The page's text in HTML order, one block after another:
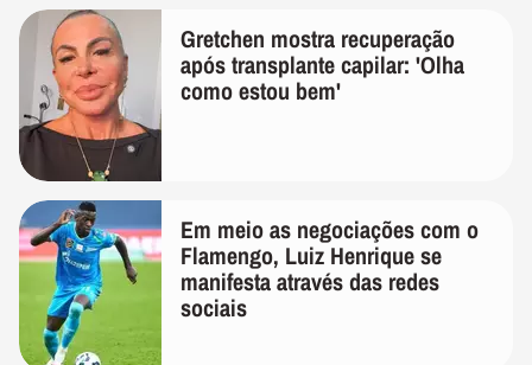
Gretchen mostra recuperação
após transplante capilar: 'Olha
como estou bem'
Em meio as negociações com o
Flamengo, Luiz Henrique se
manifesta através das redes
sociais